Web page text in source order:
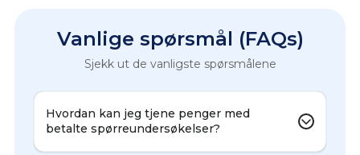
Vanlige spørsmål (FAQs)
Sjekk ut de vanligste spørsmålene
Hvordan kan jeg tjene penger med
betalte spørreundersøkelser?